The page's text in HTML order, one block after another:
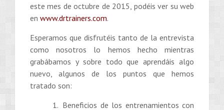
este mes de octubre de 2015, podéis ver su web
en www.drtrainers.com.
Esperamos que disfrutéis tanto de la entrevista
como nosotros lo hemos hecho mientras
grabábamos y sobre todo que aprendáis algo
nuevo, algunos de los puntos que hemos
tratado son:
Beneficios de los entrenamientos con